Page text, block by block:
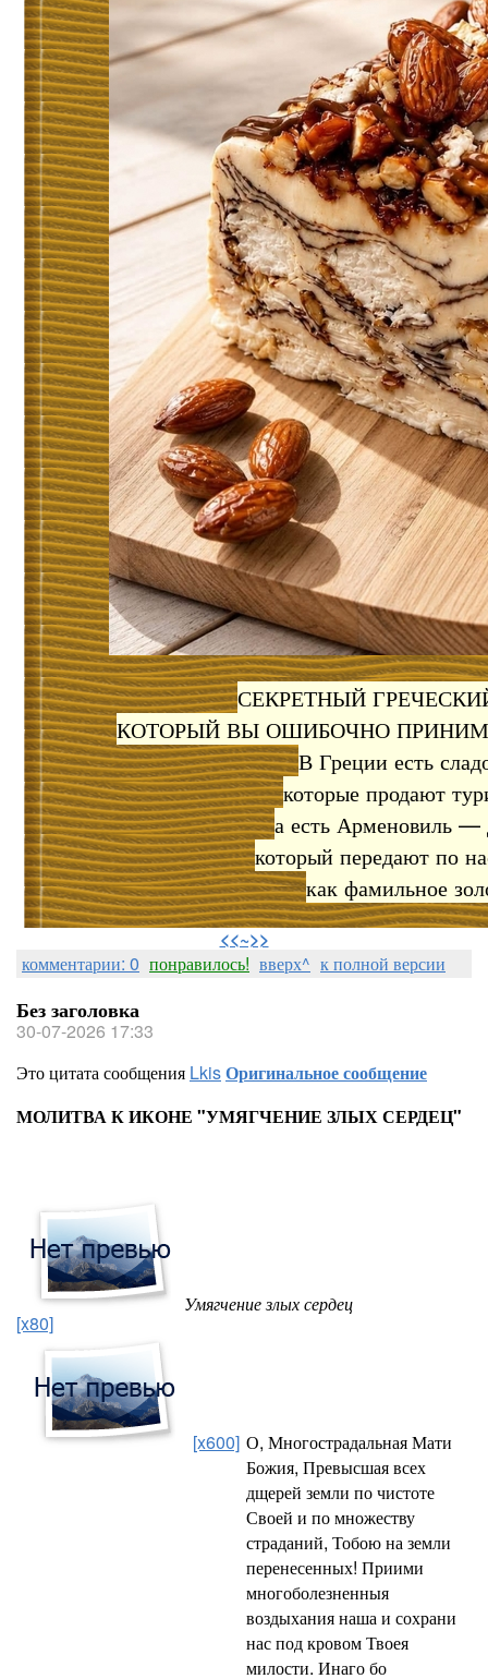
СЕКРЕТНЫЙ
КОТОРЫЙ ВЫ ОШИБОЧНО
​В Греции есть
которые продают
а есть Арменовиль —
который передают по
как фамильное
⠀
<<~>>
комментарии: 0 понравилось! вверх^ к полной версии
Без заголовка
30-07-2026 17:33
Это цитата сообщения LkisОригинальное сообщение
МОЛИТВА К ИКОНЕ "УМЯГЧЕНИЕ ЗЛЫХ СЕРДЕЦ"
[x80]
Умягчение злых сердец
[x600] О, Многострадальная Мати
Божия, Превысшая всех
дщерей земли по чистоте
Своей и по множеству
страданий, Тобою на земли
перенесенных! Приими
многоболезненныя
воздыхания наша и сохрани
нас под кровом Твоея
милости. Инаго бо